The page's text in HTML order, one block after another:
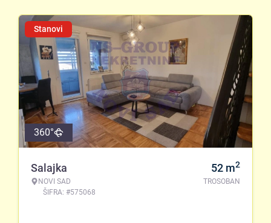
Stanovi
360°
Salajka
NOVI SAD
ŠIFRA: #575068
52 m2
TROSOBAN